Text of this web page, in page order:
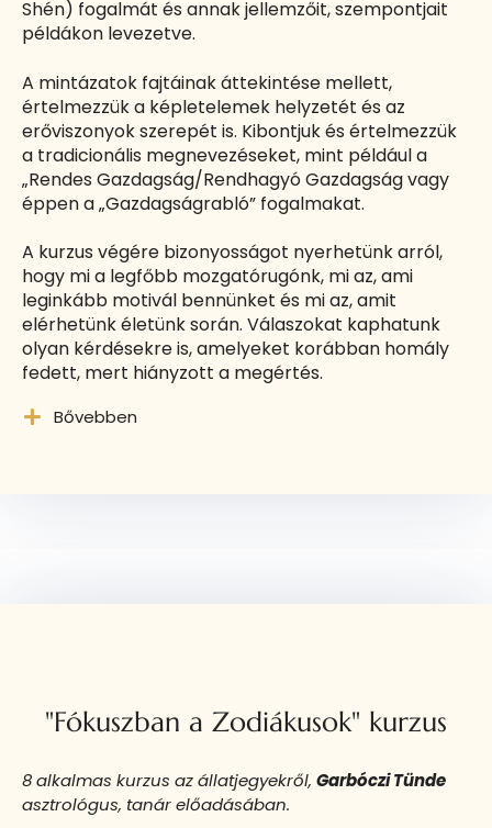
Shén) fogalmát és annak jellemzőit, szempontjait
példákon levezetve.
A mintázatok fajtáinak áttekintése mellett,
értelmezzük a képletelemek helyzetét és az
erőviszonyok szerepét is. Kibontjuk és értelmezzük
a tradicionális megnevezéseket, mint például a
„Rendes Gazdagság/Rendhagyó Gazdagság vagy
éppen a „Gazdagságrabló” fogalmakat.
A kurzus végére bizonyosságot nyerhetünk arról,
hogy mi a legfőbb mozgatórugónk, mi az, ami
leginkább motivál bennünket és mi az, amit
elérhetünk életünk során. Válaszokat kaphatunk
olyan kérdésekre is, amelyeket korábban homály
fedett, mert hiányzott a megértés.
Bővebben
"Fókuszban a Zodiákusok" kurzus
8 alkalmas kurzus az állatjegyekről, Garbóczi Tünde
asztrológus, tanár előadásában.